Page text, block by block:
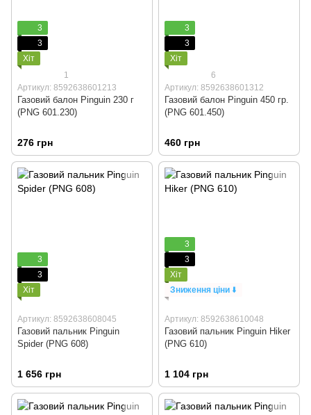
3
3
Хіт
1
Артикул: 8592638601213
Газовий балон Pinguin 230 г
(PNG 601.230)
276 грн
3
3
Хіт
6
Артикул: 8592638601312
Газовий балон Pinguin 450 гр.
(PNG 601.450)
460 грн
3
3
Хіт
Артикул: 8592638608045
Газовий пальник Pinguin
Spider (PNG 608)
1 656 грн
3
3
Хіт
Зниження ціни ⬇️
Артикул: 8592638610048
Газовий пальник Pinguin Hiker
(PNG 610)
1 104 грн